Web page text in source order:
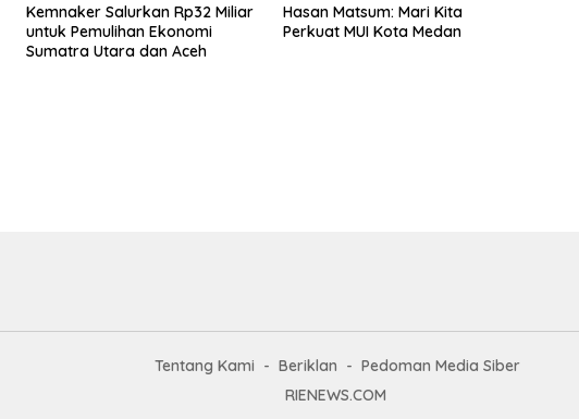
Kemnaker Salurkan Rp32 Miliar
untuk Pemulihan Ekonomi
Sumatra Utara dan Aceh
Hasan Matsum: Mari Kita
Perkuat MUI Kota Medan
Tentang Kami Beriklan
Pedoman Media Siber
RIENEWS.COM